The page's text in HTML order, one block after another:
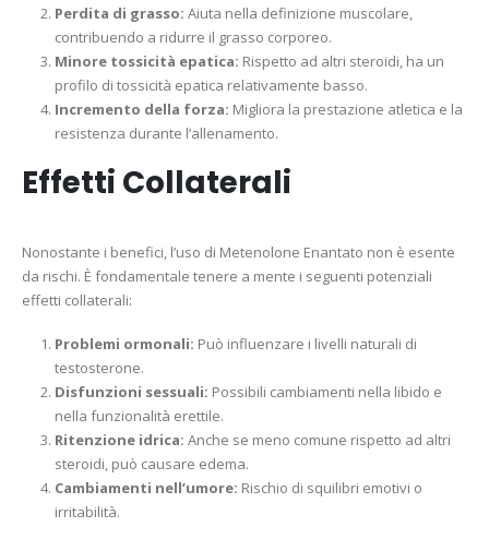
Perdita di grasso: Aiuta nella definizione muscolare,
contribuendo a ridurre il grasso corporeo.
Minore tossicità epatica: Rispetto ad altri steroidi, ha un
profilo di tossicità epatica relativamente basso.
Incremento della forza: Migliora la prestazione atletica e la
resistenza durante l’allenamento.
Effetti Collaterali
Nonostante i benefici, l’uso di Metenolone Enantato non è esente
da rischi. È fondamentale tenere a mente i seguenti potenziali
effetti collaterali:
Problemi ormonali: Può influenzare i livelli naturali di
testosterone.
Disfunzioni sessuali: Possibili cambiamenti nella libido e
nella funzionalità erettile.
Ritenzione idrica: Anche se meno comune rispetto ad altri
steroidi, può causare edema.
Cambiamenti nell’umore: Rischio di squilibri emotivi o
irritabilità.